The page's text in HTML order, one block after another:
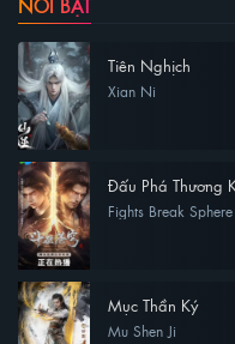
NỔI BẬT
Tiên Nghịch
Xian Ni
Đấu Phá Thương
Fights Break
Mục Thần Ký
Mu Shen Ji